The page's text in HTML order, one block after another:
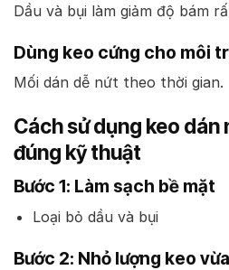
Dầu và bụi làm giảm độ bám
Dùng keo cứng cho môi
Mối dán dễ nứt theo thời gian.
Cách sử dụng keo dán
đúng kỹ thuật
Bước 1: Làm sạch bề mặt
Loại bỏ dầu và bụi
Bước 2: Nhỏ lượng keo